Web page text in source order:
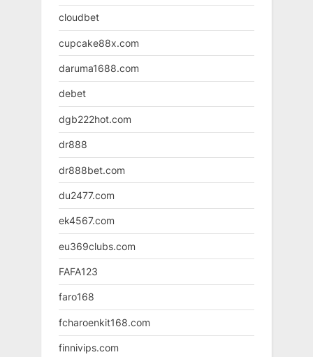
cloudbet
cupcake88x.com
daruma1688.com
debet
dgb222hot.com
dr888
dr888bet.com
du2477.com
ek4567.com
eu369clubs.com
FAFA123
faro168
fcharoenkit168.com
finnivips.com